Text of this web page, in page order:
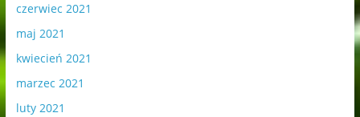
czerwiec 2021
maj 2021
kwiecień 2021
marzec 2021
luty 2021